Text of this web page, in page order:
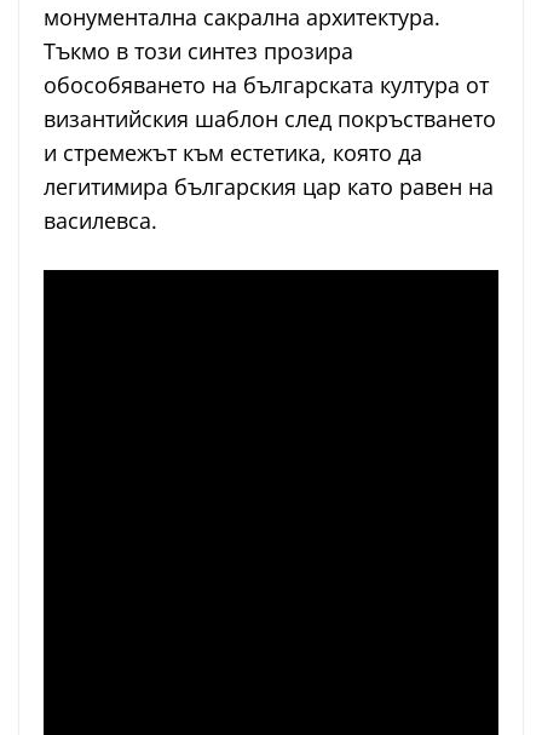
монументална сакрална архитектура.
Тъкмо в този синтез прозира
обособяването на българската култура от
византийския шаблон след покръстването
и стремежът към естетика, която да
легитимира българския цар като равен на
василевса.